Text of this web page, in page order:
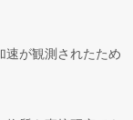
速が観測されたため